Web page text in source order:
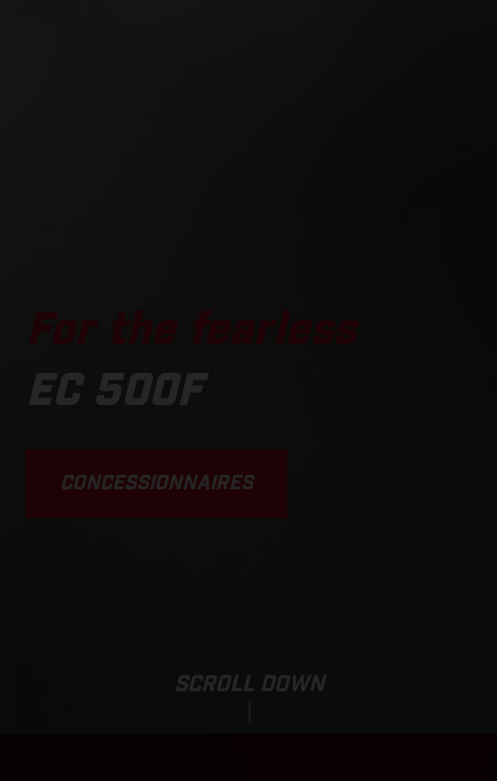
EC 500F
CONCESSIONNAIRES
SCROLL DOWN